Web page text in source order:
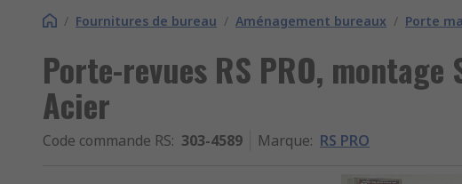
/ Fournitures de bureau / Aménagement bureaux / Porte
Porte-revues RS PRO,
Acier
Code commande RS: 303-4589 Marque: RS PRO